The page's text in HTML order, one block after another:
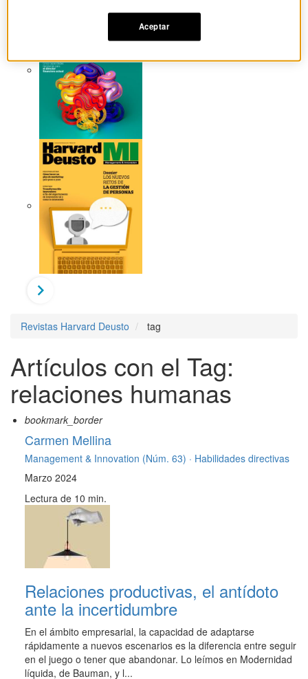
Revistas Harvard Deusto tag
Artículos con el Tag:
relaciones humanas
bookmark_border
Carmen Mellina
Management & Innovation (Núm. 63) · Habilidades directivas
Marzo 2024
Lectura de 10 min.
Relaciones productivas, el antídoto
ante la incertidumbre
En el ámbito empresarial, la capacidad de adaptarse
rápidamente a nuevos escenarios es la diferencia entre seguir
en el juego o tener que abandonar. Lo leímos en Modernidad
líquida, de Bauman, y l...
Aceptar